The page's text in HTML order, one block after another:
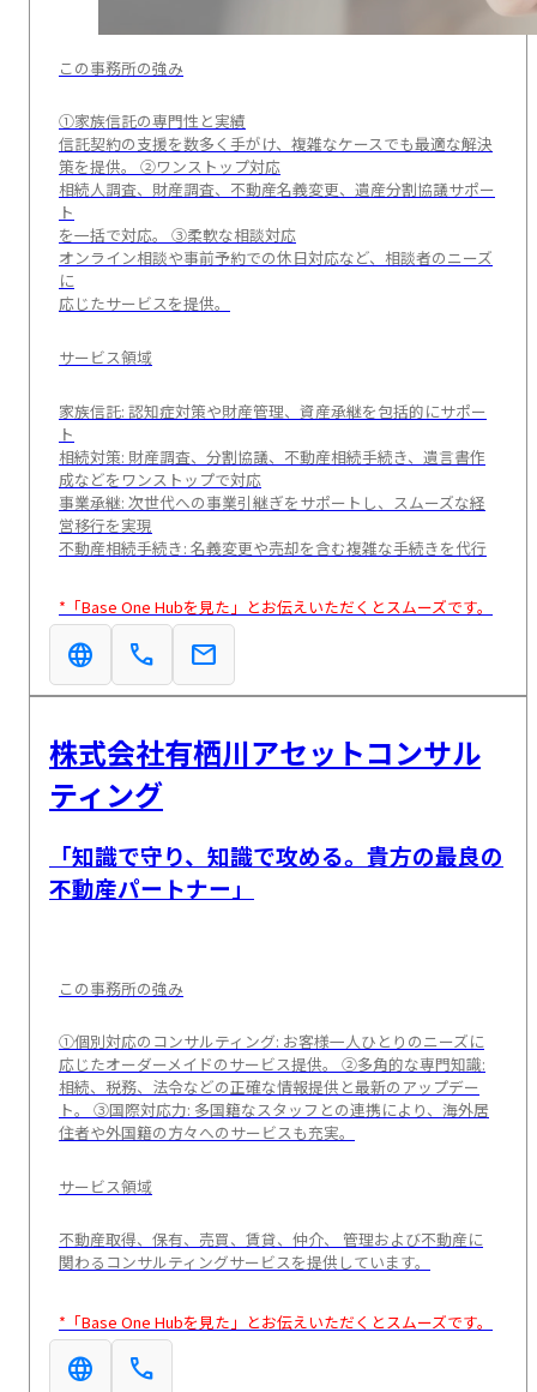
この事務所の強み
①家族信託の専門性と実績
信託契約の支援を数多く手がけ、複雑なケースでも最適な解決
策を提供。 ②ワンストップ対応
相続人調査、財産調査、不動産名義変更、遺産分割協議サポー
ト
を一括で対応。 ③柔軟な相談対応
オンライン相談や事前予約での休日対応など、相談者のニーズ
に
応じたサービスを提供。
サービス領域
家族信託: 認知症対策や財産管理、資産承継を包括的にサポー
ト
相続対策: 財産調査、分割協議、不動産相続手続き、遺言書作
成などをワンストップで対応
事業承継: 次世代への事業引継ぎをサポートし、スムーズな経
営移行を実現
不動産相続手続き: 名義変更や売却を含む複雑な手続きを代行
*「Base One Hubを見た」とお伝えいただくとスムーズです。
language call mail
株式会社有栖川アセットコンサル
ティング
「知識で守り、知識で攻める。貴方の最良の
不動産パートナー」
この事務所の強み
①個別対応のコンサルティング: お客様一人ひとりのニーズに
応じたオーダーメイドのサービス提供。 ②多角的な専門知識:
相続、税務、法令などの正確な情報提供と最新のアップデー
ト。 ③国際対応力: 多国籍なスタッフとの連携により、海外居
住者や外国籍の方々へのサービスも充実。
サービス領域
不動産取得、保有、売買、賃貸、仲介、 管理および不動産に
関わるコンサルティングサービスを提供しています。
*「Base One Hubを見た」とお伝えいただくとスムーズです。
language call